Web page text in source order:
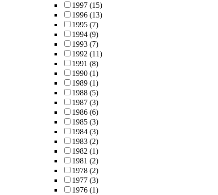
1997 (15)
1996 (13)
1995 (7)
1994 (9)
1993 (7)
1992 (11)
1991 (8)
1990 (1)
1989 (1)
1988 (5)
1987 (3)
1986 (6)
1985 (3)
1984 (3)
1983 (2)
1982 (1)
1981 (2)
1978 (2)
1977 (3)
1976 (1)